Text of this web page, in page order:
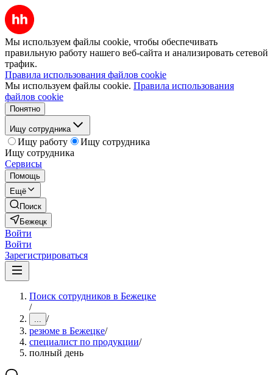
Мы используем файлы cookie, чтобы обеспечивать
правильную работу нашего веб-сайта и анализировать сетевой
трафик.
Правила использования файлов cookie
Мы используем файлы cookie. Правила использования
файлов cookie
Понятно
Ищу сотрудника
Ищу работу
Ищу сотрудника
Ищу сотрудника
Сервисы
Помощь
Ещё
Поиск
Бежецк
Войти
Войти
Зарегистрироваться
Поиск сотрудников в Бежецке
/
... /
резюме в Бежецке/
специалист по продукции/
полный день